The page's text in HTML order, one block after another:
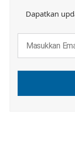
Dapatkan